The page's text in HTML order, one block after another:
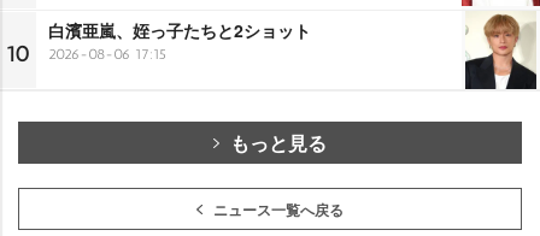
10
白濱亜嵐、姪っ子たちと2ショット
2026-08-06 17:15
もっと見る
ニュース一覧へ戻る